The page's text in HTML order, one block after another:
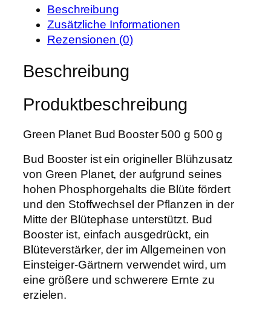
e
i
s
a
:
4
0
6
0
€
t
:
3
,
9
e
B
d
o
o
s
t
e
r
5
0
0
g
Beschreibung
Zusätzliche Informationen
Rezensionen (0)
Beschreibung
Produktbeschreibung
Green Planet Bud Booster 500 g 500 g
Bud Booster ist ein origineller Blühzusatz
von Green Planet, der aufgrund seines
hohen Phosphorgehalts die Blüte fördert
und den Stoffwechsel der Pflanzen in der
Mitte der Blütephase unterstützt. Bud
Booster ist, einfach ausgedrückt, ein
Blüteverstärker, der im Allgemeinen von
Einsteiger-Gärtnern verwendet wird, um
eine größere und schwerere Ernte zu
erzielen.